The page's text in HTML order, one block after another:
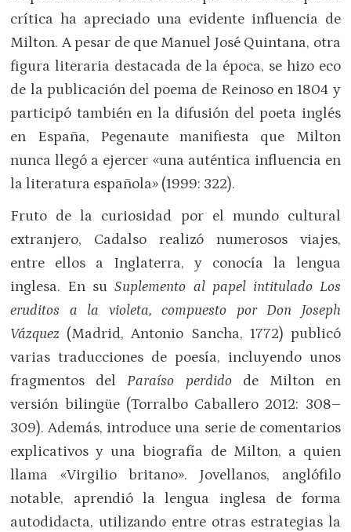
crítica ha apreciado una evidente influencia de
Milton. A pesar de que Manuel José Quintana, otra
figura literaria destacada de la época, se hizo eco
de la publicación del poema de Reinoso en 1804 y
participó también en la difusión del poeta inglés
en España, Pegenaute manifiesta que Milton
nunca llegó a ejercer «una auténtica influencia en
la literatura española» (1999: 322).
Fruto de la curiosidad por el mundo cultural
extranjero, Cadalso realizó numerosos viajes,
entre ellos a Inglaterra, y conocía la lengua
inglesa. En suSuplemento al papel intitulado Los
eruditos a la violeta, compuesto por Don Joseph
Vázquez (Madrid, Antonio Sancha, 1772) publicó
varias traducciones de poesía, incluyendo unos
fragmentos delParaíso perdidode Milton en
versión bilingüe (Torralbo Caballero 2012: 308–
309). Además, introduce una serie de comentarios
explicativos y una biografía de Milton, a quien
llama «Virgilio britano». Jovellanos, anglófilo
notable, aprendió la lengua inglesa de forma
autodidacta, utilizando entre otras estrategias la